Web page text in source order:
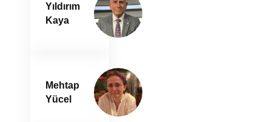
Yıldırım
Kaya
Mehtap
Yücel